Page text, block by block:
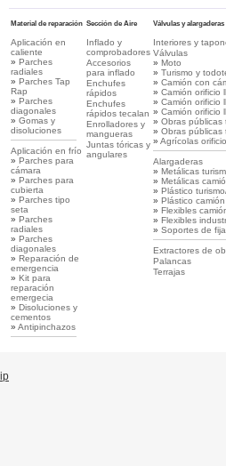
Material de reparación
Aplicación en
caliente
» Parches
radiales
» Parches Tap
Rap
» Parches
diagonales
» Gomas y
disoluciones
Aplicación en frío
» Parches para
cámara
» Parches para
cubierta
» Parches tipo
seta
» Parches
radiales
» Parches
diagonales
» Reparación de
emergencia
» Kit para
reparación
emergecia
» Disoluciones y
cementos
» Antipinchazos
Sección de Aire
Inflado y
comprobadores
Accesorios
para inflado
Enchufes
rápidos
Enchufes
rápidos tecalan
Enrolladores y
mangueras
Juntas tóricas y
angulares
Válvulas y alargaderas
Interiores y
Válvulas
» Moto
» Turismo y
» Camión con
» Camión orificio
» Camión orificio
» Camión orificio
» Obras públicas
» Obras públicas
» Agrícolas
Alargaderas
» Metálicas
» Metálicas
» Plástico
» Plástico camión
» Flexibles
» Flexibles
» Soportes de
Extractores de
Palancas
Terrajas
ip